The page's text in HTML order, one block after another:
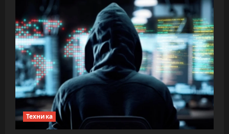
первый
продажам
складных
смартфонов
в
третьем
квартале
2025
года
Техника